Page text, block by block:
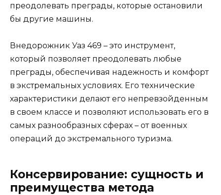
преодолевать преграды, которые остановили
бы другие машины.
Внедорожник Уаз 469 – это инструмент,
который позволяет преодолевать любые
преграды, обеспечивая надежность и комфорт
в экстремальных условиях. Его технические
характеристики делают его непревзойденным
в своем классе и позволяют использовать его в
самых разнообразных сферах – от военных
операций до экстремального туризма.
Консервирование: сущность и
преимущества метода